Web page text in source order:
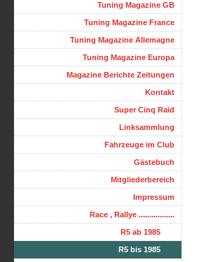
Tuning Magazine GB
Tuning Magazine France
Tuning Magazine Allemagne
Tuning Magazine Europa
Magazine Berichte Zeitungen
Kontakt
Super Cinq Raid
Linksammlung
Fahrzeuge im Club
Gästebuch
Mitgliederbereich
Impressum
Race , Rallye .................
R5 ab 1985
R5 bis 1985